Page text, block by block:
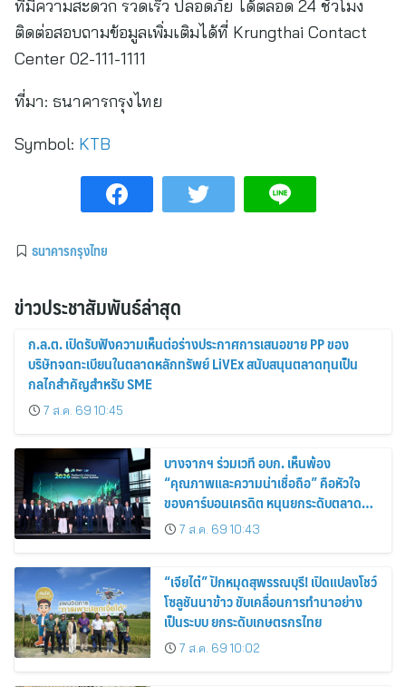
ที่มีความสะดวก รวดเร็ว ปลอดภัย ได้ตลอด 24 ชั่วโมง
ติดต่อสอบถามข้อมูลเพิ่มเติมได้ที่ Krungthai Contact
Center 02-111-1111
ที่มา: ธนาคารกรุงไทย
Symbol: KTB
ธนาคารกรุงไทย
ข่าวประชาสัมพันธ์ล่าสุด
ก.ล.ต. เปิดรับฟังความเห็นต่อร่างประกาศการเสนอขาย PP ของ
บริษัทจดทะเบียนในตลาดหลักทรัพย์ LiVEx สนับสนุนตลาดทุนเป็น
กลไกสำคัญสำหรับ SME
7 ส.ค. 69 10:45
บางจากฯ ร่วมเวที อบก. เห็นพ้อง
“คุณภาพและความน่าเชื่อถือ” คือหัวใจ
ของคาร์บอนเครดิต หนุนยกระดับตลาด
คาร์บอนไทย เชื่อมโยงอาเซียน เปิดโอกาสสู่
ตลาดสากล
7 ส.ค. 69 10:43
“เจียไต๋” ปักหมุดสุพรรณบุรี! เปิดแปลงโชว์
โซลูชันนาข้าว ขับเคลื่อนการทำนาอย่าง
เป็นระบบ ยกระดับเกษตรกรไทย
7 ส.ค. 69 10:02